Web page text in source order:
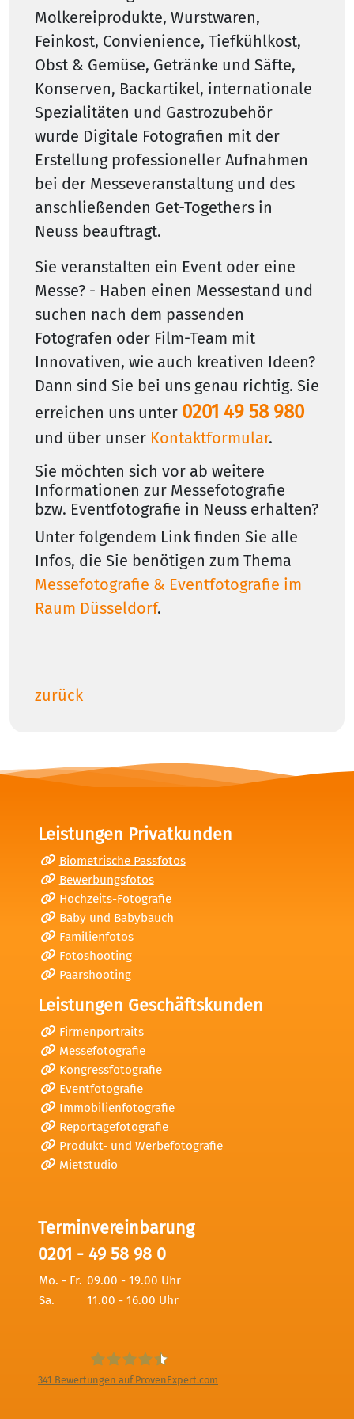
Molkereiprodukte, Wurstwaren,
Feinkost, Convienience, Tiefkühlkost,
Obst & Gemüse, Getränke und Säfte,
Konserven, Backartikel, internationale
Spezialitäten und Gastrozubehör
wurde Digitale Fotografien mit der
Erstellung professioneller Aufnahmen
bei der Messeveranstaltung und des
anschließenden Get-Togethers in
Neuss beauftragt.
Sie veranstalten ein Event oder eine
Messe? - Haben einen Messestand und
suchen nach dem passenden
Fotografen oder Film-Team mit
Innovativen, wie auch kreativen Ideen?
Dann sind Sie bei uns genau richtig. Sie
erreichen uns unter 0201 49 58 980
und über unser Kontaktformular.
Sie möchten sich vor ab weitere
Informationen zur Messefotografie
bzw. Eventfotografie in Neuss erhalten?
Unter folgendem Link finden Sie alle
Infos, die Sie benötigen zum Thema
Messefotografie & Eventfotografie im
Raum Düsseldorf.
zurück
Leistungen Privatkunden
Biometrische Passfotos
Bewerbungsfotos
Hochzeits-Fotografie
Baby und Babybauch
Familienfotos
Fotoshooting
Paarshooting
Leistungen Geschäftskunden
Firmenportraits
Messefotografie
Kongressfotografie
Eventfotografie
Immobilienfotografie
Reportagefotografie
Produkt- und Werbefotografie
Mietstudio
Terminvereinbarung
0201 - 49 58 98 0
Mo. - Fr. 09.00 - 19.00 Uhr
Sa.
11.00 - 16.00 Uhr
341 Bewertungen auf ProvenExpert.com